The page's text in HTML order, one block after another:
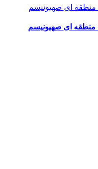
منطقه ای صهیونیسم
منطقه ای صهیونیسم